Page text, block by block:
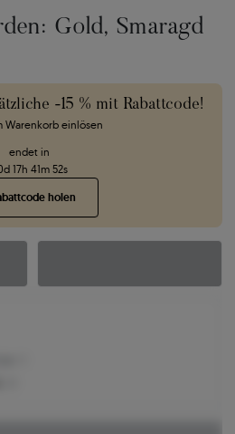
Gold, Smaragd
-15 % mit Rabattcode!
Warenkorb einlösen
endet in
d 17h 41m 51s
holen